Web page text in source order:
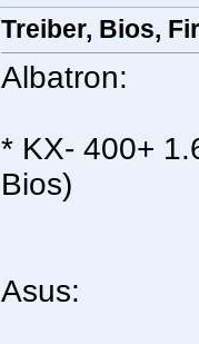
Treiber, Bios,
Albatron:
* KX- 400+
Bios)
Asus: